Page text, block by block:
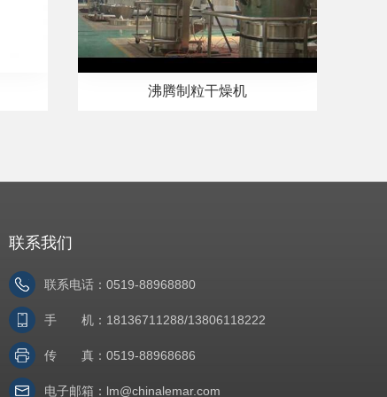
沸腾制粒干燥机
联系我们
联系电话：0519-88968880
手 机：18136711288/13806118222
传 真：0519-88968686
电子邮箱： lm@chinalemar.com